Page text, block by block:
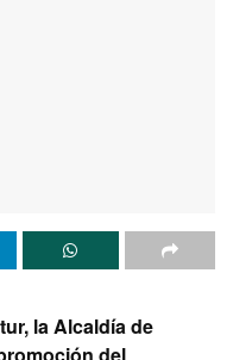
la Alcaldía de